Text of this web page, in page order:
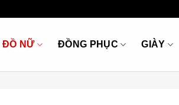
ĐỒ NỮ ĐỒNG PHỤC GIÀY